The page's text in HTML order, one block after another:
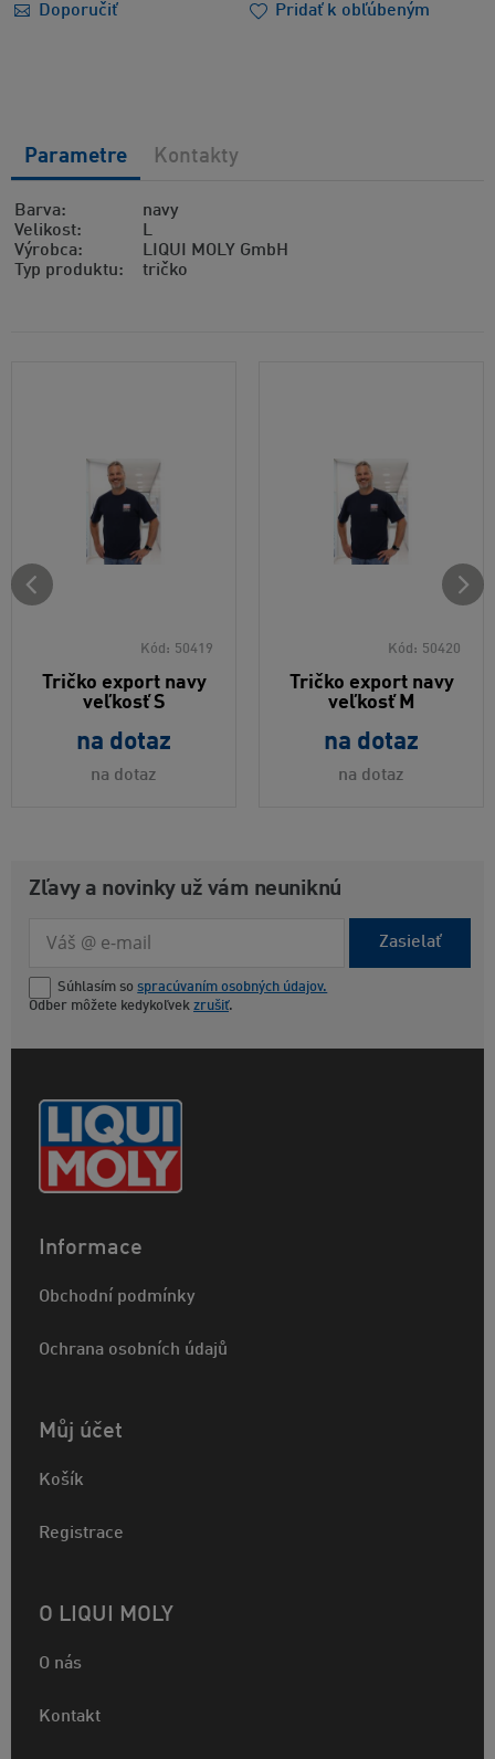
Doporučiť
Pridať k obľúbeným
Barva
navy
Velikost
L
Výrobca
LIQUI MOLY GmbH
Typ produktu
tričko
Parametre Kontakty
Kód: 50419
Tričko export navy
veľkosť S
na dotaz
na dotaz
Kód: 50420
Tričko export navy
veľkosť M
na dotaz
na dotaz
Zľavy a novinky už vám neuniknú
Zasielať
Súhlasím so spracúvaním osobných údajov.
Odber môžete kedykoľvek zrušiť.
Informace
Obchodní podmínky
Ochrana osobních údajů
Můj účet
Košík
Registrace
O LIQUI MOLY
O nás
Kontakt